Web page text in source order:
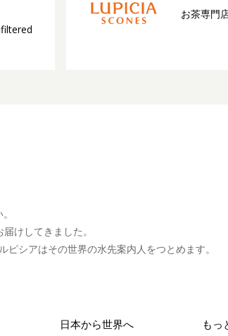
お茶専門
けしてきました。
シアはその世界の水先案内人をつとめます。
日本から世界へ もっ